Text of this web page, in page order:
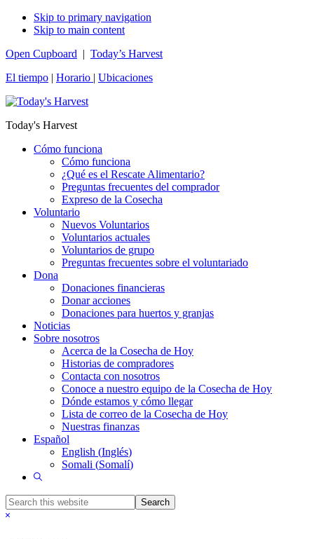
Skip to primary navigation
Skip to main content
Open Cupboard | Today’s Harvest
El tiempo | Horario | Ubicaciones
Today's Harvest
Cómo funciona
Cómo funciona
¿Qué es el Rescate Alimentario?
Preguntas frecuentes del comprador
Expreso de la Cosecha
Voluntario
Nuevos Voluntarios
Voluntarios actuales
Voluntarios de grupo
Preguntas frecuentes sobre el voluntariado
Dona
Donaciones financieras
Donar acciones
Donaciones para huertos y granjas
Noticias
Sobre nosotros
Acerca de la Cosecha de Hoy
Historias de compradores
Contacta con nosotros
Conoce a nuestro equipo de la Cosecha de Hoy
Dónde estamos y cómo llegar
Lista de correo de la Cosecha de Hoy
Nuestras finanzas
Español
English (Inglés)
Somali (Somalí)
Show
Search
this
Hide